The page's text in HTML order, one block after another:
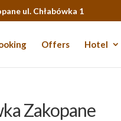
ul. Chłabówka 1
Offers Hotel
Zakopane